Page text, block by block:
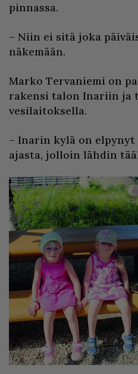
pinnassa.
– Niin ei sitä joka
näkemään.
Marko Tervaniemi on
rakensi talon Inariin ja
vesilaitoksella.
– Inarin kylä on
ajasta, jolloin lähdin